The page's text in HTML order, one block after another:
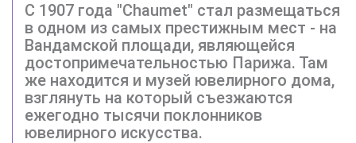
С 1907 года "Chaumet" стал размещаться
в одном из самых престижным мест - на
Вандамской площади, являющейся
достопримечательностью Парижа. Там
же находится и музей ювелирного дома,
взглянуть на который съезжаются
ежегодно тысячи поклонников
ювелирного искусства.